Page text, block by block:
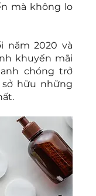
mà không lo
năm 2020 và
khuyến mãi
chóng trở
hữu những